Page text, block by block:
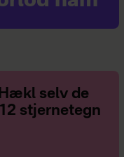
Hækl selv de
12 stjernetegn